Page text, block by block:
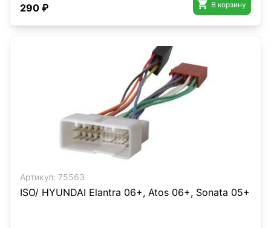
290 ₽  В корзину
Артикул: 75563
ISO/ HYUNDAI Elantra 06+, Atos 06+, Sonata 05+